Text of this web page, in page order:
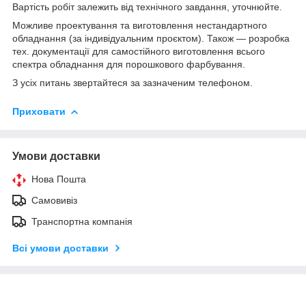
Вартість робіт залежить від технічного завдання, уточнюйте.
Можливе проектування та виготовлення нестандартного
обладнання (за індивідуальним проєктом). Також — розробка
тех. документації для самостійного виготовлення всього
спектра обладнання для порошкового фарбування.
З усіх питань звертайтеся за зазначеним телефоном.
Приховати
Умови доставки
Нова Пошта
Самовивіз
Транспортна компанія
Всі умови доставки